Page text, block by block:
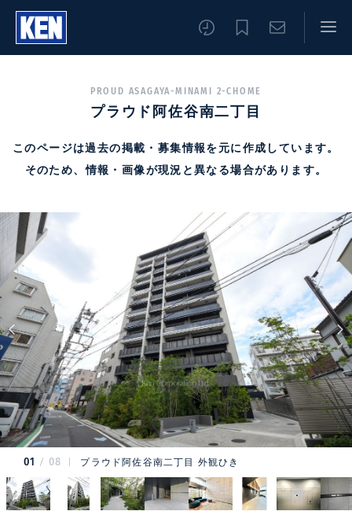
PROUD ASAGAYA-MINAMI 2-CHOME
プラウド阿佐谷南二丁目
このページは過去の掲載・募集情報を元に作成しています。
そのため、情報・画像が現況と異なる場合があります。
01 08 プラウド阿佐谷南二丁目 外観ひき